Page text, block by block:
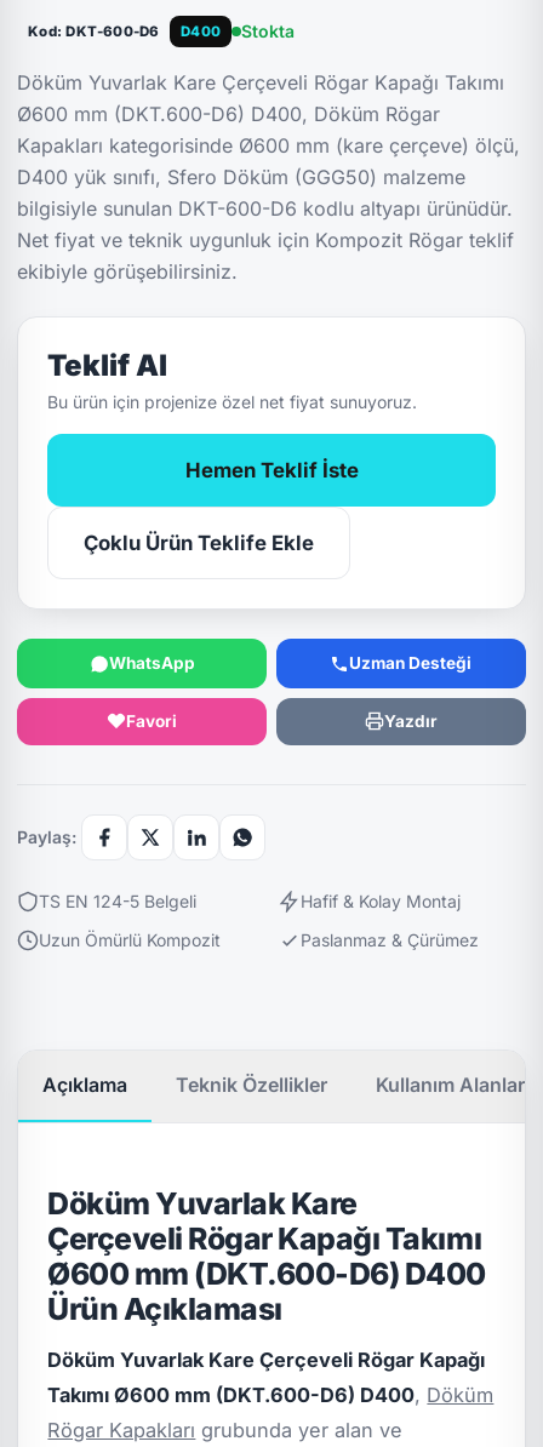
Kod: DKT-600-D6 D400 Stokta
Döküm Yuvarlak Kare Çerçeveli Rögar Kapağı Takımı
Ø600 mm (DKT.600-D6) D400, Döküm Rögar
Kapakları kategorisinde Ø600 mm (kare çerçeve) ölçü,
D400 yük sınıfı, Sfero Döküm (GGG50) malzeme
bilgisiyle sunulan DKT-600-D6 kodlu altyapı ürünüdür.
Net fiyat ve teknik uygunluk için Kompozit Rögar teklif
ekibiyle görüşebilirsiniz.
Teklif Al
Bu ürün için projenize özel net fiyat sunuyoruz.
Hemen Teklif İste
Çoklu Ürün Teklife Ekle
WhatsApp Uzman Desteği
Favori Yazdır
Paylaş:
TS EN 124-5 Belgeli
Hafif & Kolay Montaj
Uzun Ömürlü Kompozit
Paslanmaz & Çürümez
Açıklama Teknik Özellikler Kullanım Alanları
Döküm Yuvarlak Kare
Çerçeveli Rögar Kapağı Takımı
Ø600 mm (DKT.600-D6) D400
Ürün Açıklaması
Döküm Yuvarlak Kare Çerçeveli Rögar Kapağı
Takımı Ø600 mm (DKT.600-D6) D400, Döküm
Rögar Kapakları grubunda yer alan ve